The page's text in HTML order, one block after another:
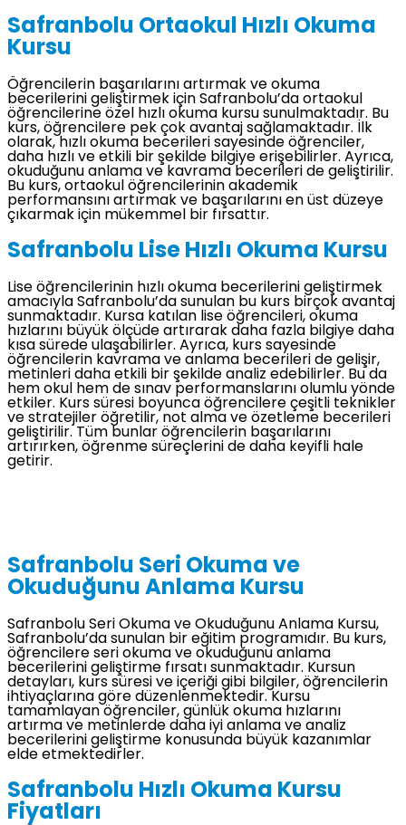
Safranbolu Ortaokul Hızlı Okuma
Kursu
Öğrencilerin başarılarını artırmak ve okuma
becerilerini geliştirmek için Safranbolu’da ortaokul
öğrencilerine özel hızlı okuma kursu sunulmaktadır. Bu
kurs, öğrencilere pek çok avantaj sağlamaktadır. İlk
olarak, hızlı okuma becerileri sayesinde öğrenciler,
daha hızlı ve etkili bir şekilde bilgiye erişebilirler. Ayrıca,
okuduğunu anlama ve kavrama becerileri de geliştirilir.
Bu kurs, ortaokul öğrencilerinin akademik
performansını artırmak ve başarılarını en üst düzeye
çıkarmak için mükemmel bir fırsattır.
Safranbolu Lise Hızlı Okuma Kursu
Lise öğrencilerinin hızlı okuma becerilerini geliştirmek
amacıyla Safranbolu’da sunulan bu kurs birçok avantaj
sunmaktadır. Kursa katılan lise öğrencileri, okuma
hızlarını büyük ölçüde artırarak daha fazla bilgiye daha
kısa sürede ulaşabilirler. Ayrıca, kurs sayesinde
öğrencilerin kavrama ve anlama becerileri de gelişir,
metinleri daha etkili bir şekilde analiz edebilirler. Bu da
hem okul hem de sınav performanslarını olumlu yönde
etkiler. Kurs süresi boyunca öğrencilere çeşitli teknikler
ve stratejiler öğretilir, not alma ve özetleme becerileri
geliştirilir. Tüm bunlar öğrencilerin başarılarını
artırırken, öğrenme süreçlerini de daha keyifli hale
getirir.
Safranbolu Seri Okuma ve
Okuduğunu Anlama Kursu
Safranbolu Seri Okuma ve Okuduğunu Anlama Kursu,
Safranbolu’da sunulan bir eğitim programıdır. Bu kurs,
öğrencilere seri okuma ve okuduğunu anlama
becerilerini geliştirme fırsatı sunmaktadır. Kursun
detayları, kurs süresi ve içeriği gibi bilgiler, öğrencilerin
ihtiyaçlarına göre düzenlenmektedir. Kursu
tamamlayan öğrenciler, günlük okuma hızlarını
artırma ve metinlerde daha iyi anlama ve analiz
becerilerini geliştirme konusunda büyük kazanımlar
elde etmektedirler.
Safranbolu Hızlı Okuma Kursu
Fiyatları